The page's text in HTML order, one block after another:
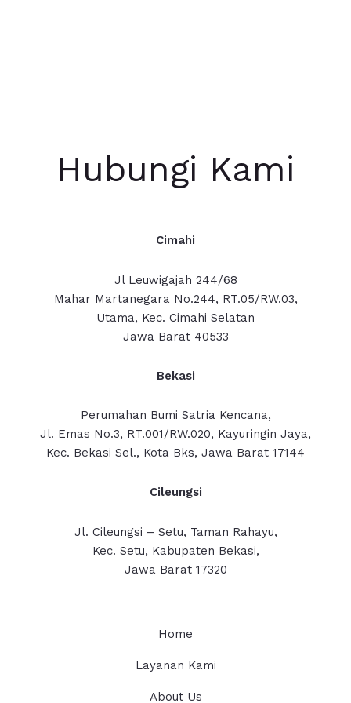
Hubungi Kami
Cimahi
Jl Leuwigajah 244/68
Mahar Martanegara No.244, RT.05/RW.03,
Utama, Kec. Cimahi Selatan
Jawa Barat 40533
Bekasi
Perumahan Bumi Satria Kencana,
Jl. Emas No.3, RT.001/RW.020, Kayuringin Jaya,
Kec. Bekasi Sel., Kota Bks, Jawa Barat 17144
Cileungsi
Jl. Cileungsi – Setu, Taman Rahayu,
Kec. Setu, Kabupaten Bekasi,
Jawa Barat 17320
Home
Layanan Kami
About Us